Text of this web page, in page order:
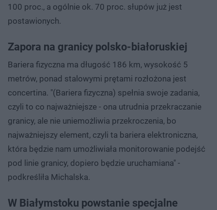
100 proc., a ogólnie ok. 70 proc. słupów już jest
postawionych.
Zapora na granicy polsko-białoruskiej
Bariera fizyczna ma długość 186 km, wysokość 5
metrów, ponad stalowymi prętami rozłożona jest
concertina. "(Bariera fizyczna) spełnia swoje zadania,
czyli to co najważniejsze - ona utrudnia przekraczanie
granicy, ale nie uniemożliwia przekroczenia, bo
najważniejszy element, czyli ta bariera elektroniczna,
która będzie nam umożliwiała monitorowanie podejść
pod linie granicy, dopiero będzie uruchamiana" -
podkreśliła Michalska.
W Białymstoku powstanie specjalne